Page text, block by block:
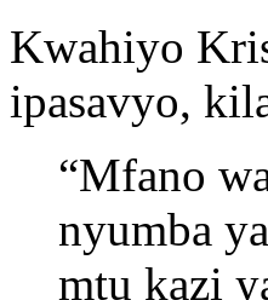
Kwahiyo
ipasavyo,
“Mfano
nyumba
mtu kazi